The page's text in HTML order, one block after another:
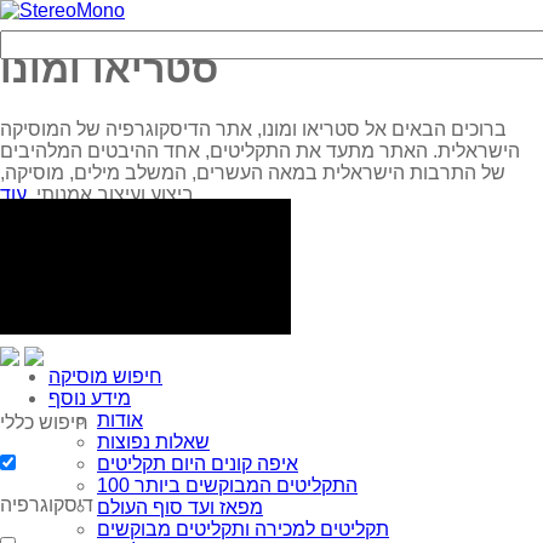
סטריאו ומונו
ברוכים הבאים אל סטריאו ומונו, אתר הדיסקוגרפיה של המוסיקה
הישראלית. האתר מתעד את התקליטים, אחד ההיבטים המלהיבים
של התרבות הישראלית במאה העשרים, המשלב מילים, מוסיקה,
ביצוע ועיצוב אמנותי.עוד...
חיפוש מוסיקה
מידע נוסף
אודות
שאלות נפוצות
איפה קונים היום תקליטים
100 התקליטים המבוקשים ביותר
מפאז ועד סוף העולם
תקליטים למכירה ותקליטים מבוקשים
חיפוש כללי
דיסקוגרפיה